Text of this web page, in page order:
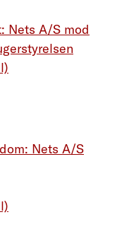
Nets A/S mod
Nets A/S